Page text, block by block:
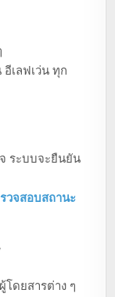
อีเลฟเว่น ทุก
จ ระบบจะยืนยัน
วจสอบสถานะ
ดยสารต่าง ๆ